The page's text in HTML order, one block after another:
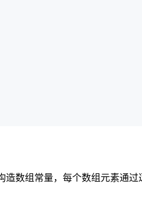
造数组常量，每个数组元素通过